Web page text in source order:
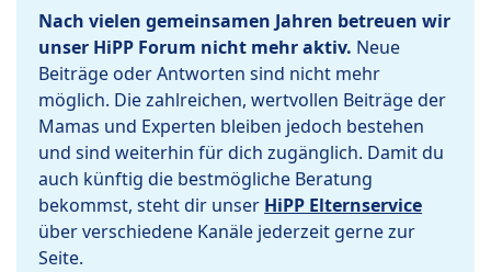
Nach vielen gemeinsamen Jahren betreuen wir
unser HiPP Forum nicht mehr aktiv. Neue
Beiträge oder Antworten sind nicht mehr
möglich. Die zahlreichen, wertvollen Beiträge der
Mamas und Experten bleiben jedoch bestehen
und sind weiterhin für dich zugänglich. Damit du
auch künftig die bestmögliche Beratung
bekommst, steht dir unser HiPP Elternservice
über verschiedene Kanäle jederzeit gerne zur
Seite.